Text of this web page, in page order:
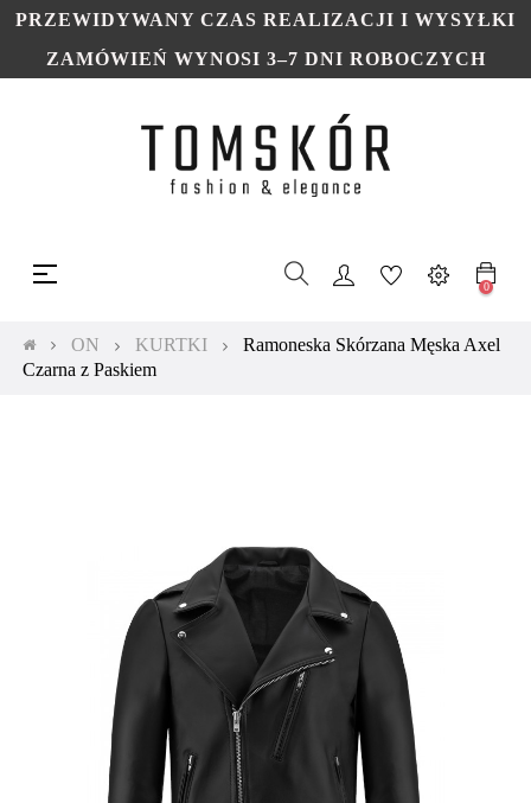
PRZEWIDYWANY CZAS REALIZACJI I WYSYŁKI
ZAMÓWIEŃ WYNOSI 3–7 DNI ROBOCZYCH
Toggle
navigation
☰
0
ON KURTKI
Ramoneska Skórzana Męska Axel
Czarna z Paskiem